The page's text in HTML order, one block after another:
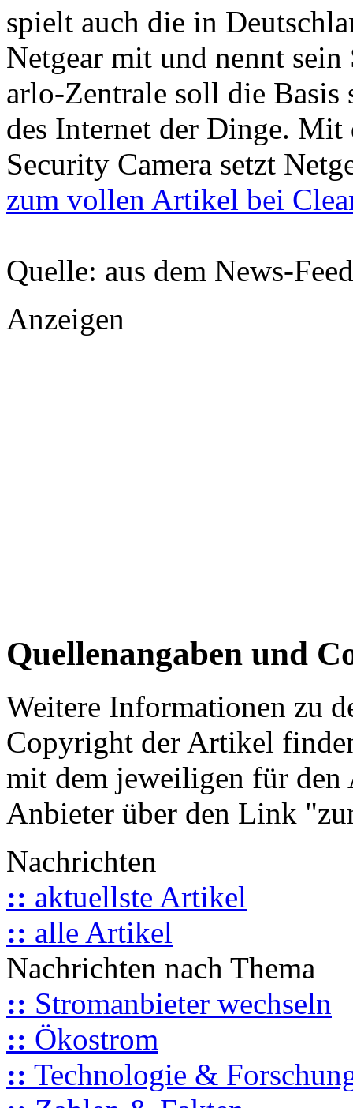
spielt auch die in
Netgear mit und nennt
arlo-Zentrale soll die
des Internet der Dinge. Mit
Security Camera setzt
zum vollen Artikel bei
Quelle: aus dem News-
Anzeigen
Quellenangaben und
Weitere Informationen zu
Copyright der Artikel
mit dem jeweiligen für
Anbieter über den Link
Nachrichten
:: aktuellste Artikel
:: alle Artikel
Nachrichten nach Thema
:: Stromanbieter wechseln
:: Ökostrom
:: Technologie &